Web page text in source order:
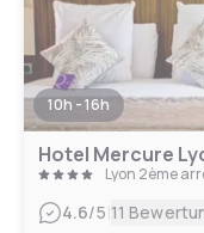
10h - 16h
Lyon 2ème
4.6/5|11